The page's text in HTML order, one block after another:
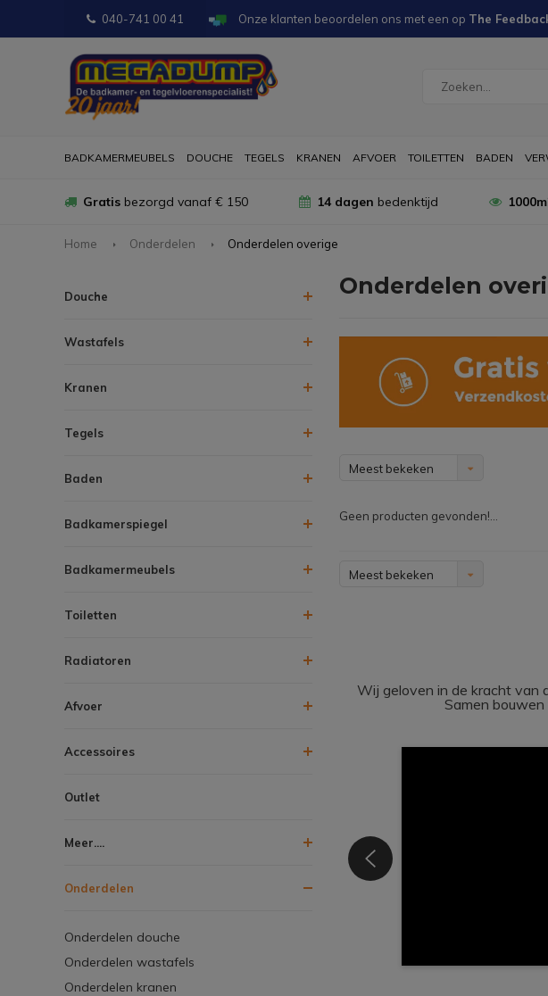
040-741 00 41 Onze klanten beoordelen ons met een op The
BADKAMERMEUBELS DOUCHE TEGELS KRANEN AFVOER TOILETTEN BADEN
Gratis bezorgd vanaf € 150 14 dagen bedenktijd
Home Onderdelen Onderdelen overige
Douche
Wastafels
Kranen
Tegels
Baden
Badkamerspiegel
Badkamermeubels
Toiletten
Radiatoren
Afvoer
Accessoires
Outlet
Meer....
Onderdelen
Onderdelen douche
Onderdelen wastafels
Onderdelen kranen
Onderdelen
Meest bekeken
Geen producten gevonden!...
Meest bekeken
Wij geloven in de kracht van
Samen